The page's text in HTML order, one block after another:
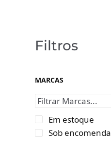
Filtros
MARCAS
Em estoque
Sob encomenda